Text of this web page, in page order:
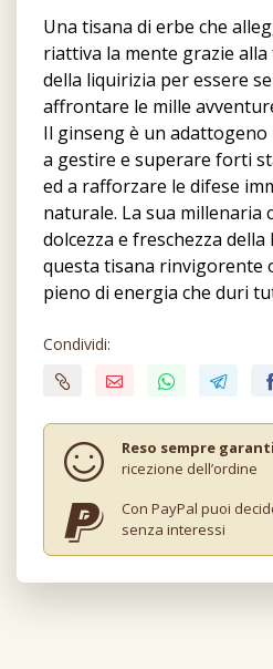
Una tisana di erbe che
riattiva la mente grazie
della liquirizia per essere
affrontare le mille
Il ginseng è un adattogeno
a gestire e superare forti
ed a rafforzare le difese
naturale. La sua millenaria
dolcezza e freschezza
questa tisana rinvigorente
pieno di energia che duri
Condividi:
Reso sempre
ricezione dell’ordine
Con PayPal puoi
senza interessi